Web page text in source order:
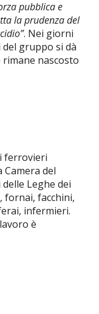
pubblica e
la prudenza del
. Nei giorni
gruppo si dà
nascosto
ferrovieri
del
Leghe dei
fornai, facchini,
infermieri.
è